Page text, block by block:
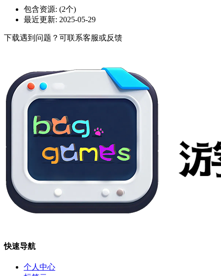
包含资源: (2个)
最近更新: 2025-05-29
下载遇到问题？可联系客服或反馈
快速导航
个人中心